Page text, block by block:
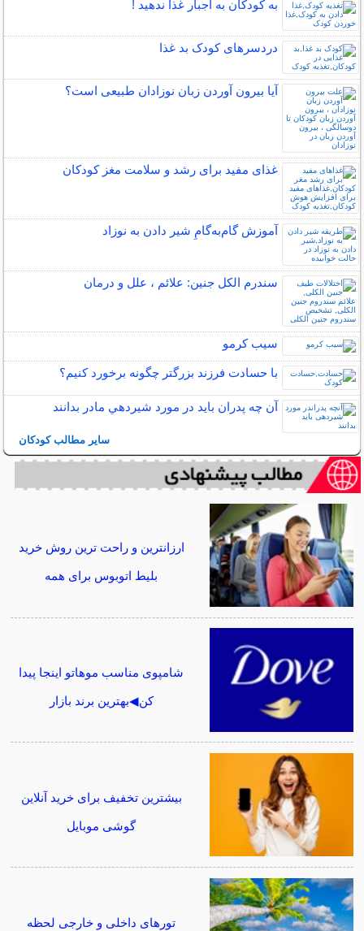
به کودکان به اجبار غذا ندهید !
دردسرهای کودک بد غذا
آیا بیرون آوردن زبان نوزادان طبیعی است؟
غذای مفید برای رشد و سلامت مغز کودکان
آموزش گام‌به‌گامِ شیر دادن به نوزاد
سندرم الکل جنین: علائم ، علل و درمان
سیب کرمو
با حسادت فرزند بزرگتر چگونه برخورد کنیم؟
آن چه پدران بايد در مورد شيردهي مادر بدانند
سایر مطالب کودکان
ارزانترین و راحت ترین روش خرید
بلیط اتوبوس برای همه
شامپوی مناسب موهاتو اینجا پیدا
کن◀بهترین برند بازار
بیشترین تخفیف برای خرید آنلاین
گوشی موبایل
تورهای داخلی و خارجی لحظه